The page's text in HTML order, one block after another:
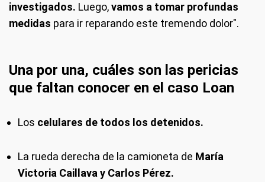
investigados. Luego,vamos a tomar profundas
medidas para ir reparando este tremendo dolor".
Una por una, cuáles son las pericias
que faltan conocer en el caso Loan
Los celulares de todos los detenidos.
La rueda derecha de la camioneta de María
Victoria Caillava y Carlos Pérez.